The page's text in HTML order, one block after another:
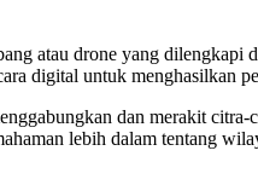
atau drone yang
digital untuk menghasilkan
dan merakit
lebih dalam tentang